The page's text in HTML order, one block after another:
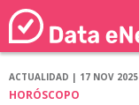
ACTUALIDAD | 17 NOV 2025
HORÓSCOPO